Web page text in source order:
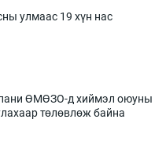
улмаас 19 хүн нас
ӨМӨЗО-д хиймэл оюуны
төлөвлөж байна